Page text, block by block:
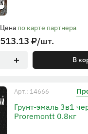
Цена по карте партнера
513.13 ₽/шт.
В
Арт.: 14666
Грунт-эмаль 3в1
Proremontt 0.8кг